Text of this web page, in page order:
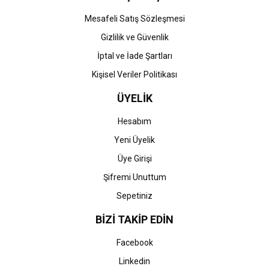
Mesafeli Satış Sözleşmesi
Gizlilik ve Güvenlik
İptal ve İade Şartları
Kişisel Veriler Politikası
ÜYELİK
Hesabım
Yeni Üyelik
Üye Girişi
Şifremi Unuttum
Sepetiniz
BİZİ TAKİP EDİN
Facebook
Linkedin